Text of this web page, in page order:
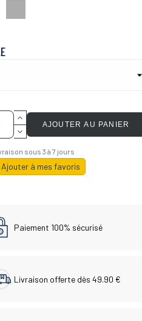
AJOUTER AU PANIER
sous 3 à 7 jours
Ajouter à mes favoris
Paiement 100% sécurisé
Livraison offerte dès 49.90 €